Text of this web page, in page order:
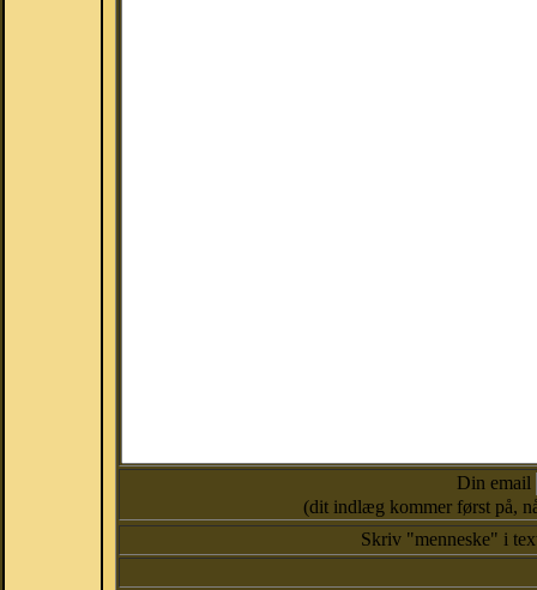
Din email
(dit indlæg kommer først på,
Skriv "menneske" i